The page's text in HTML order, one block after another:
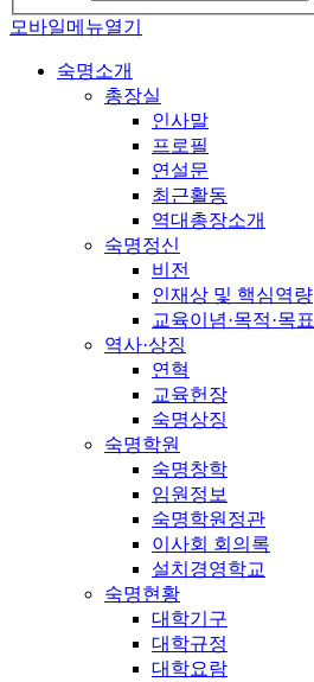
모바일메뉴열기
숙명소개
총장실
인사말
프로필
연설문
최근활동
역대총장소개
숙명정신
비전
인재상 및 핵심역량
교육이념·목적·목표
역사·상징
연혁
교육헌장
숙명상징
숙명학원
숙명창학
임원정보
숙명학원정관
이사회 회의록
설치경영학교
숙명현황
대학기구
대학규정
대학요람